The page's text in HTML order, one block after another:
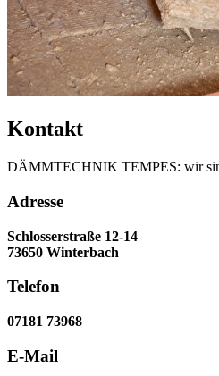
Kontakt
DÄMMTECHNIK TEMPES: wir
Adresse
Schlosserstraße 12-14
73650 Winterbach
Telefon
07181 73968
E-Mail